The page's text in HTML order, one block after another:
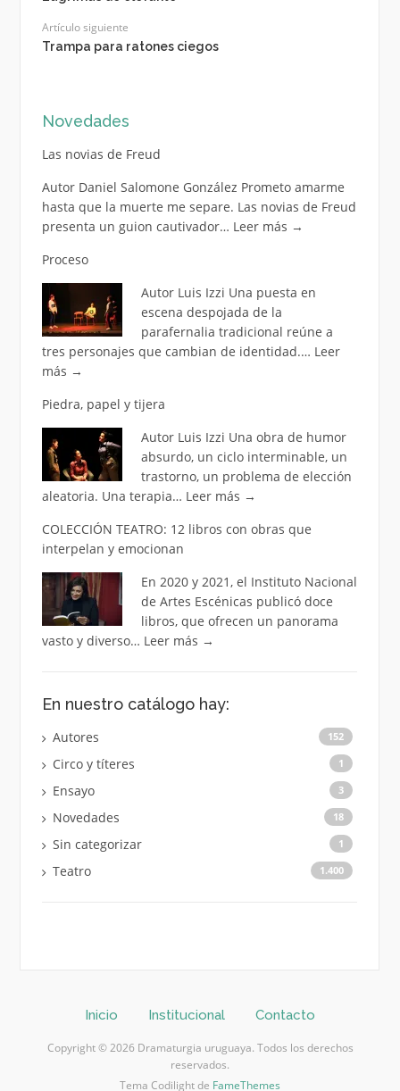
Artículo siguiente
Trampa para ratones ciegos
Novedades
Las novias de Freud
Autor Daniel Salomone González Prometo amarme
hasta que la muerte me separe. Las novias de Freud
presenta un guion cautivador… Leer más →
Proceso
Autor Luis Izzi Una puesta en
escena despojada de la
parafernalia tradicional reúne a
tres personajes que cambian de identidad.… Leer
más →
Piedra, papel y tijera
Autor Luis Izzi Una obra de humor
absurdo, un ciclo interminable, un
trastorno, un problema de elección
aleatoria. Una terapia… Leer más →
COLECCIÓN TEATRO: 12 libros con obras que
interpelan y emocionan
En 2020 y 2021, el Instituto Nacional
de Artes Escénicas publicó doce
libros, que ofrecen un panorama
vasto y diverso… Leer más →
En nuestro catálogo hay:
Autores 152
Circo y títeres 1
Ensayo 3
Novedades 18
Sin categorizar 1
Teatro 1.400
Inicio Institucional Contacto
Copyright © 2026 Dramaturgia uruguaya. Todos los derechos
reservados.
Tema Codilight de FameThemes